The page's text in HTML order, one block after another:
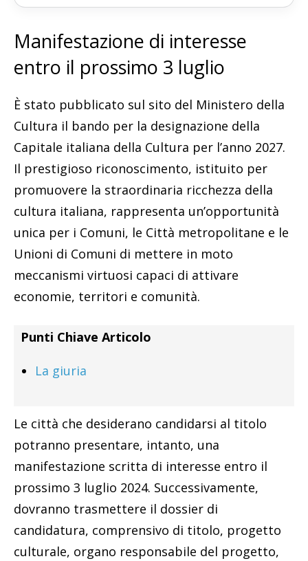
Manifestazione di interesse
entro il prossimo 3 luglio
È stato pubblicato sul sito del Ministero della
Cultura il bando per la designazione della
Capitale italiana della Cultura per l’anno 2027.
Il prestigioso riconoscimento, istituito per
promuovere la straordinaria ricchezza della
cultura italiana, rappresenta un’opportunità
unica per i Comuni, le Città metropolitane e le
Unioni di Comuni di mettere in moto
meccanismi virtuosi capaci di attivare
economie, territori e comunità.
Punti Chiave Articolo
La giuria
Le città che desiderano candidarsi al titolo
potranno presentare, intanto, una
manifestazione scritta di interesse entro il
prossimo 3 luglio 2024. Successivamente,
dovranno trasmettere il dossier di
candidatura, comprensivo di titolo, progetto
culturale, organo responsabile del progetto,